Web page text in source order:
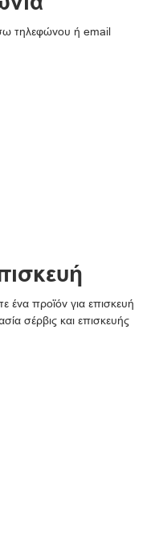
τηλεφώνου ή email
ένα προϊόν για επισκευή
σέρβις και επισκευής